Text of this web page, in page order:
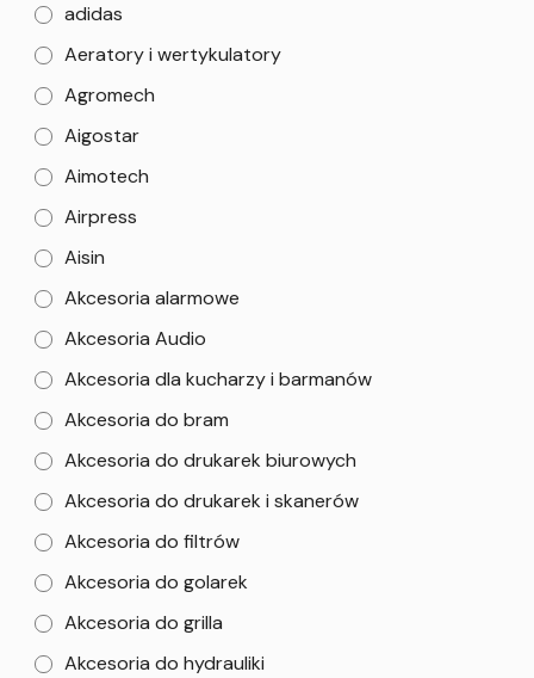
adidas
Aeratory i wertykulatory
Agromech
Aigostar
Aimotech
Airpress
Aisin
Akcesoria alarmowe
Akcesoria Audio
Akcesoria dla kucharzy i barmanów
Akcesoria do bram
Akcesoria do drukarek biurowych
Akcesoria do drukarek i skanerów
Akcesoria do filtrów
Akcesoria do golarek
Akcesoria do grilla
Akcesoria do hydrauliki